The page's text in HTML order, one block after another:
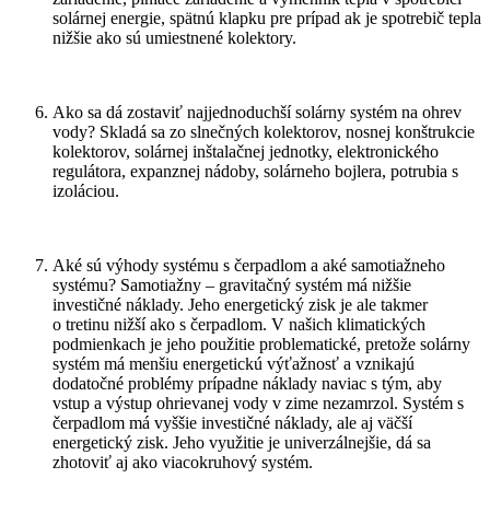
solárnej energie, spätnú klapku pre prípad ak je spotrebič tepla
nižšie ako sú umiestnené kolektory.
Ako sa dá zostaviť najjednoduchší solárny systém na ohrev
vody? Skladá sa zo slnečných kolektorov, nosnej konštrukcie
kolektorov, solárnej inštalačnej jednotky, elektronického
regulátora, expanznej nádoby, solárneho bojlera, potrubia s
izoláciou.
Aké sú výhody systému s čerpadlom a aké samotiažneho
systému? Samotiažny – gravitačný systém má nižšie
investičné náklady. Jeho energetický zisk je ale takmer
o tretinu nižší ako s čerpadlom. V našich klimatických
podmienkach je jeho použitie problematické, pretože solárny
systém má menšiu energetickú výťažnosť a vznikajú
dodatočné problémy prípadne náklady naviac s tým, aby
vstup a výstup ohrievanej vody v zime nezamrzol. Systém s
čerpadlom má vyššie investičné náklady, ale aj väčší
energetický zisk. Jeho využitie je univerzálnejšie, dá sa
zhotoviť aj ako viacokruhový systém.